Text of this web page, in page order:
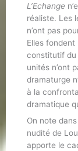
L’Echange
réaliste. Les
n’ont pas
Elles
constitutif du
unités n’ont
dramaturge
à la
dramatique
On note
nudité de
apporte le